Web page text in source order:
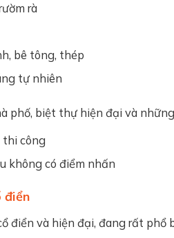
rà
bê tông, thép
tự nhiên
phố, biệt thự hiện đại và
thi công
không có điểm nhấn
điển
điển và hiện đại, đang rất phổ